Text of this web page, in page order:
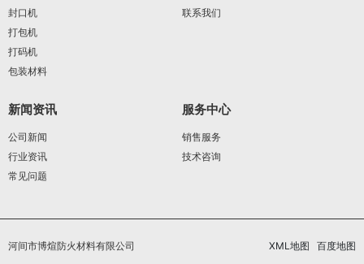
封口机
打包机
打码机
包装材料
联系我们
新闻资讯
公司新闻
行业资讯
常见问题
服务中心
销售服务
技术咨询
河间市博煊防火材料有限公司 XML地图 百度地图